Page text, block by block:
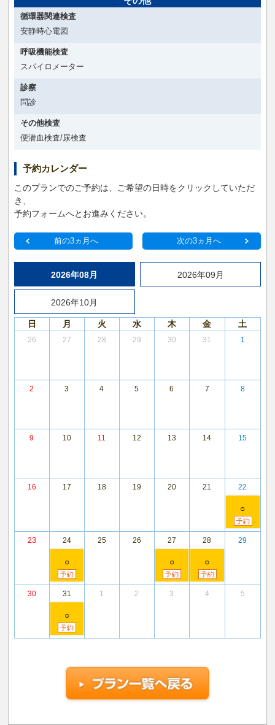
循環器関連検査
安静時心電図
呼吸機能検査
スパイロメーター
診察
問診
その他検査
便潜血検査/尿検査
予約カレンダー
このプランでのご予約は、ご希望の日時をクリックしていただ
き、
予約フォームへとお進みください。
前の3ヵ月へ 次の3ヵ月へ
2026年08月 2026年09月
2026年10月
日 月 火 水 木 金 土
26 27 28 29 30 31 1
2 3 4 5 6 7 8
9 10 11 12 13 14 15
16 17 18 19 20 21 22
○
23 24
○
25 26 27
○
28
○
29
30 31
○
1 2 3 4 5